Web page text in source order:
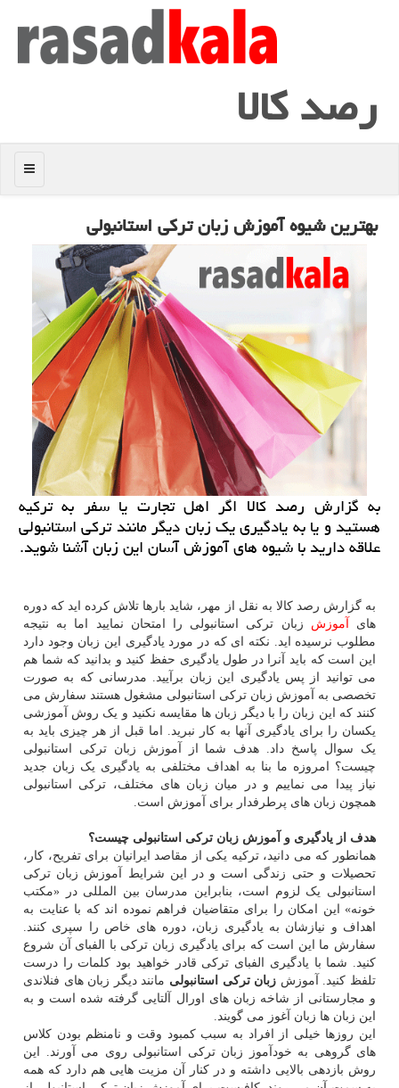
رصد كالا
منو
بهترین شیوه آموزش زبان تركی استانبولی
به گزارش رصد كالا اگر اهل تجارت یا سفر به تركیه
هستید و یا به یادگیری یك زبان دیگر مانند تركی استانبولی
علاقه دارید با شیوه های آموزش آسان این زبان آشنا شوید.
به گزارش رصد کالا به نقل از مهر، شاید بارها تلاش کرده اید که دوره
های
آموزش زبان ترکی استانبولی را امتحان نمایید اما به نتیجه
مطلوب نرسیده اید. نکته ای که در مورد یادگیری این زبان وجود دارد
این است که باید آنرا در طول یادگیری حفظ کنید و بدانید که شما هم
می توانید از پس یادگیری این زبان برآیید. مدرسانی که به صورت
تخصصی به آموزش زبان ترکی استانبولی مشغول هستند سفارش می
کنند که این زبان را با دیگر زبان ها مقایسه نکنید و یک روش آموزشی
یکسان را برای یادگیری آنها به کار نبرید. اما قبل از هر چیزی باید به
یک سوال پاسخ داد. هدف شما از آموزش زبان ترکی استانبولی
چیست؟ امروزه ما بنا به اهداف مختلفی به یادگیری یک زبان جدید
نیاز پیدا می نماییم و در میان زبان های مختلف، ترکی استانبولی
همچون زبان های پرطرفدار برای آموزش است.
هدف از یادگیری و آموزش زبان ترکی استانبولی چیست؟
همانطور که می دانید، ترکیه یکی از مقاصد ایرانیان برای تفریح، کار،
تحصیلات و حتی زندگی است و در این شرایط آموزش زبان ترکی
استانبولی یک لزوم است، بنابراین مدرسان بین المللی در «مکتب
خونه» این امکان را برای متقاضیان فراهم نموده اند که با عنایت به
اهداف و نیازشان به یادگیری زبان، دوره های خاص را سپری کنند.
سفارش ما این است که برای یادگیری زبان ترکی با الفبای آن شروع
کنید. شما با یادگیری الفبای ترکی قادر خواهید بود کلمات را درست
تلفظ کنید. آموزش زبان ترکی استانبولی مانند دیگر زبان های فنلاندی
و مجارستانی از شاخه زبان های اورال آلتایی گرفته شده است و به
این زبان ها زبان آغوز می گویند.
این روزها خیلی از افراد به سبب کمبود وقت و نامنظم بودن کلاس
های گروهی به خودآموز زبان ترکی استانبولی روی می آورند. این
روش بازدهی بالایی داشته و در کنار آن مزیت هایی هم دارد که همه